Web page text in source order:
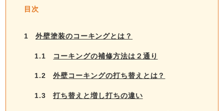
目次
1 外壁塗装のコーキングとは？
1.1 コーキングの補修方法は２通り
1.2 外壁コーキングの打ち替えとは？
1.3 打ち替えと増し打ちの違い